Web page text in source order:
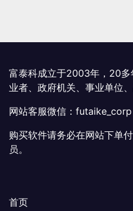
富泰科成立于2003年，20
业者、政府机关、事业单位、
网站客服微信：
购买软件请务必在网站下单
员。
首页